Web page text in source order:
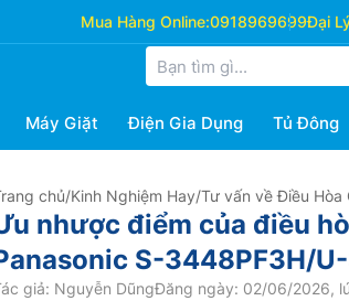
Mua Hàng Online:0918969699Đại
Máy Giặt Điện Gia Dụng Tủ Đông
chủ/Kinh Nghiệm Hay/Tư vấn về Điều Hòa
nhược điểm của điều
S-3448PF3H/
giả: Nguyễn DũngĐăng ngày: 02/06/2026,